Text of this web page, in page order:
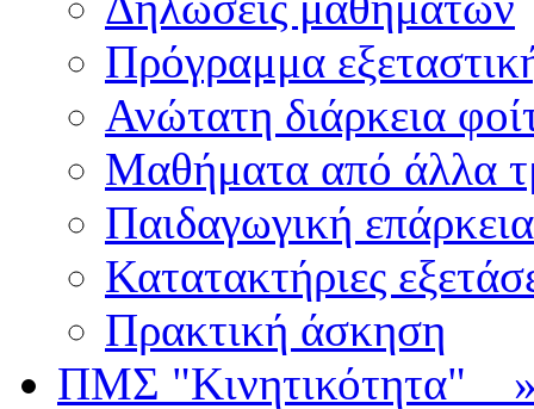
Πρόγραμμα
Ανώτατη διάρκεια
Μαθήματα από άλλα
Παιδαγωγική επάρκεια
Κατατακτήριες
Πρακτική άσκηση
ΠΜΣ "Κινητικότητα"